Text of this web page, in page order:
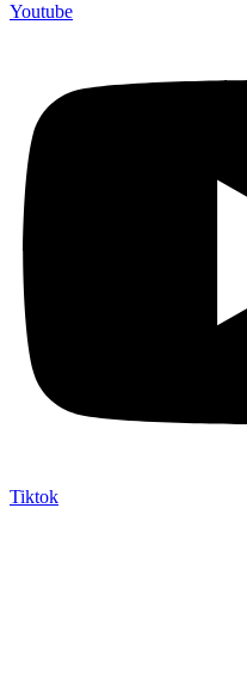
Youtube
Tiktok